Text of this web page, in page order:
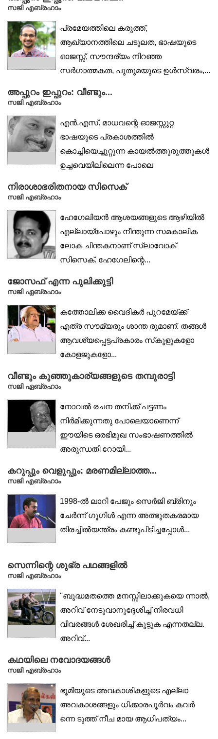
സജി എബ്രഹാം
പ്രമേയത്തിലെ കരുത്ത്,
ആഖ്യാനത്തിലെ ചടുലത, ഭാഷയുടെ
ഓജസ്സ്, സൗന്ദര്യം നിറഞ്ഞ
സർഗാത്മകത, പുതുമയുടെ ഉൾസ്വരം,...
അപ്പുറം ഇപ്പുറം: വീണ്ടും...
സജി എബ്രഹാം
എൻ.എസ്. മാധവന്റെ ഓജസ്സുറ്റ
ഭാഷയുടെ പ്രകാശത്തിൽ
കൊച്ചിയെച്ചുറ്റുന്ന കായൽത്തുരുത്തുകൾ
ഉച്ചവെയിലിലെന്ന പോലെ
നിരാശാഭരിതനായ സിസെക്
സജി എബ്രഹാം
ഹേഗേലിയൻ ആശയങ്ങളുടെ ആഴിയിൽ
എല്ലായ്‌പോഴും നീന്തുന്ന സമകാലിക
ലോക ചിന്തകനാണ് സ്ലാവോക്
സിസെക്. ഹേഗേലിന്റെ...
ജോസഫ് എന്ന പുലിക്കുട്ടി
സജി ഏബ്രഹാം
കത്തോലിക്ക വൈദികർ പുറമേയ്ക്ക്
എത്ര സൗമ്യരും ശാന്ത രുമാണ്. തങ്ങൾ
ആവശ്യപ്പെട്ടപ്രകാരം സ്‌കൂളുകളോ
കോളജുകളോ...
വീണ്ടും കുഞ്ഞുകാര്യങ്ങളുടെ തമ്പുരാട്ടി
സജി ഏബ്രഹാം
നോവൽ രചന തനിക്ക് പട്ടണം
നിർമിക്കുന്നതു പോലെയാണെന്ന്
ഈയിടെ ഒരഭിമുഖ സംഭാഷണത്തിൽ
അരുന്ധതി റോയി...
കറുപ്പും വെളുപ്പും: മരണമില്ലാത്ത...
സജി എബ്രഹാം
1998-ൽ ലാറി പേജും സെർജി ബ്രിനും
ചേർന്ന് ഗൂഗിൾ എന്ന അത്ഭുതകരമായ
തിരച്ചിൽയന്ത്രം കണ്ടുപിടിച്ചപ്പോൾ...
സെന്നിന്റെ ശുഭ്ര പഥങ്ങളിൽ
സജി എബ്രഹാം
''ബുദ്ധമതത്തെ മനസ്സിലാക്കുകയെ ന്നാൽ,
അറിവ് നേടുവാനുദ്ദേശിച്ച് നിരവധി
വിവരങ്ങൾ ശേഖരിച്ച് കൂട്ടുക എന്നതല്ല.
അറിവ്...
കഥയിലെ നവോദയങ്ങൾ
സജി എബ്രഹാം
ഭൂമിയുടെ അവകാശികളുടെ എല്ലാ
അവകാശങ്ങളും ധിക്കാരപൂർവം കവർ
ന്നെ ടുത്ത് നീച മായ ആധിപത്യം...